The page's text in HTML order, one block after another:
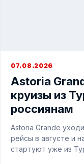
07.08.2026
Astoria
круизы из
россиянам
Astoria Grande
рейсы в августе и
стартуют уже из